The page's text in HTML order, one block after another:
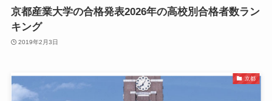
京都産業大学の合格発表2026年の高校別合格者数ラン
キング
2019年2月3日
京都